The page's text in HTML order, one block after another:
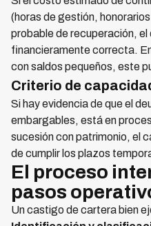
(horas de gestión,
probable de recuperación,
financieramente correcta.
con saldos pequeños, este
Criterio de
Si hay evidencia de que el
embargables, está en
sucesión con patrimonio, el
de cumplir los plazos
El proceso
pasos
Un castigo de cartera bien